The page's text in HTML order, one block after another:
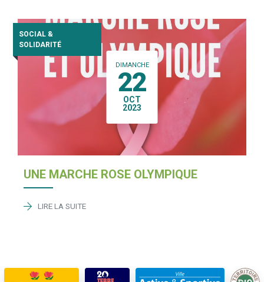
DIMANCHE
22
OCT
2023
SOCIAL &
SOLIDARITÉ
UNE MARCHE ROSE OLYMPIQUE
LIRE LA SUITE